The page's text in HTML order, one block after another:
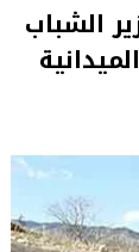
الشباب